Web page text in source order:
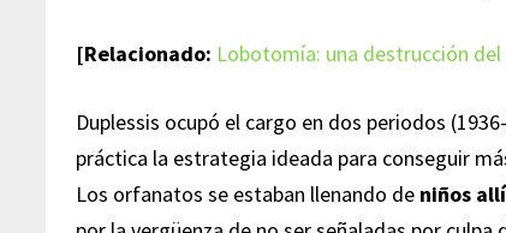
[Relacionado: Lobotomía: una destrucción
Duplessis ocupó el cargo en dos periodos
práctica la estrategia ideada para conseguir
Los orfanatos se estaban llenando de niños